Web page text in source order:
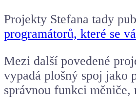
Projekty Stefana tady
programátorů, které se
Mezi další povedené
vypadá plošný spoj jako
správnou funkci měniče,